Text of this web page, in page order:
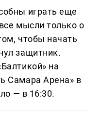
играть еще
мысли только о
чтобы начать
защитник.
на
Самара Арена» в
— в 16:30.